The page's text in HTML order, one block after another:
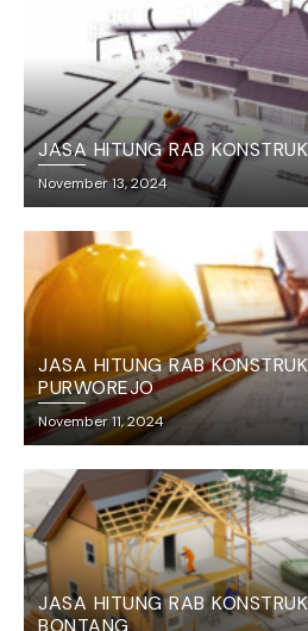
JASA HITUNG RAB
November 13, 2024
JASA HITUNG RAB
PURWOREJO
November 11, 2024
JASA HITUNG RAB
BONTANG